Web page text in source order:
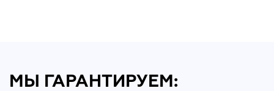
МЫ ГАРАНТИРУЕМ: